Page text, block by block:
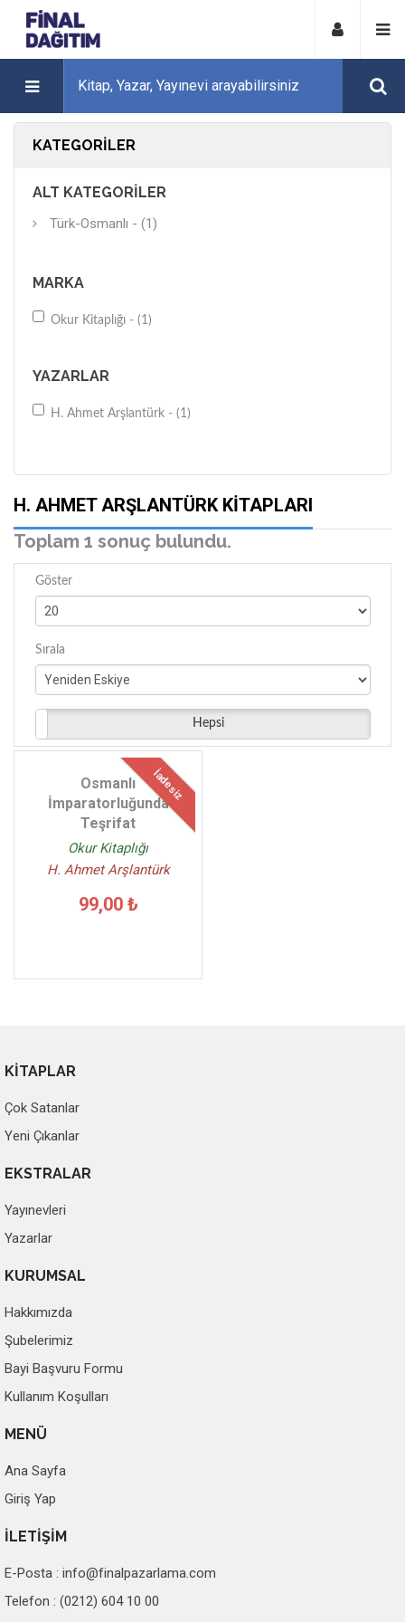
KATEGORILER
ALT KATEGORILER
Türk-Osmanlı - (1)
MARKA
Okur Kitaplığı - (1)
YAZARLAR
H. Ahmet Arşlantürk - (1)
H. AHMET ARŞLANTÜRK KITAPLARI
Toplam 1 sonuç bulundu.
Göster
Sırala
Hepsi
İadesiz
Osmanlı
İmparatorluğunda
Teşrifat
Okur Kitaplığı
H. Ahmet Arşlantürk
99,00 ₺
KİTAPLAR
Çok Satanlar
Yeni Çıkanlar
EKSTRALAR
Yayınevleri
Yazarlar
KURUMSAL
Hakkımızda
Şubelerimiz
Bayi Başvuru Formu
Kullanım Koşulları
MENÜ
Ana Sayfa
Giriş Yap
İLETİŞİM
E-Posta : info@finalpazarlama.com
Telefon : (0212) 604 10 00